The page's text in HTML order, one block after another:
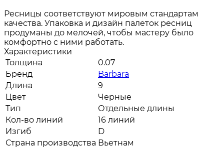
Ресницы соответствуют мировым стандартам
качества. Упаковка и дизайн палеток ресниц
продуманы до мелочей, чтобы мастеру было
комфортно с ними работать.
Характеристики
Толщина
0.07
Бренд
Barbara
Длина
9
Цвет
Черные
Тип
Отдельные длины
Кол-во линий
16 линий
Изгиб
D
Страна производства Вьетнам